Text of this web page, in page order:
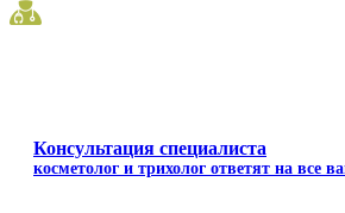
Консультация специалиста
косметолог и трихолог ответят на все